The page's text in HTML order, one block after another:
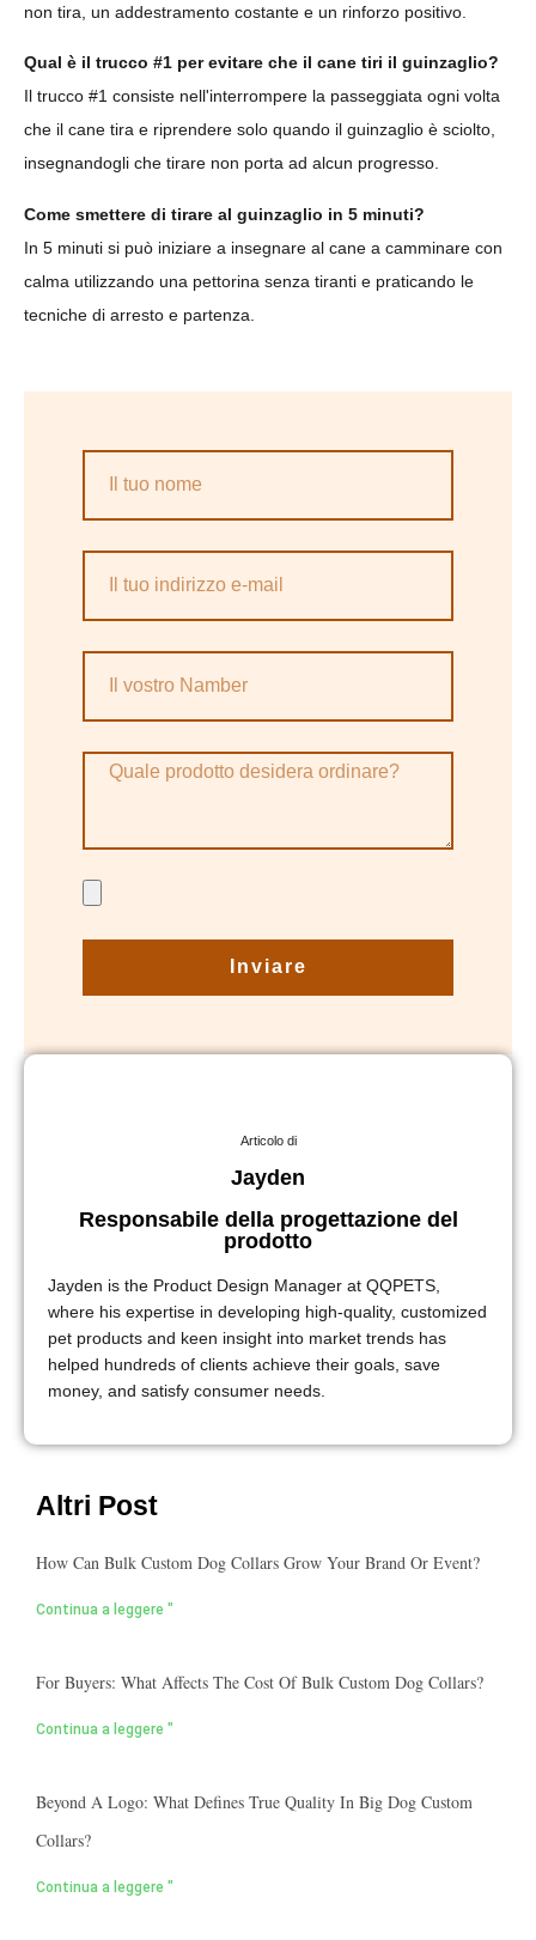
non tira, un addestramento costante e un rinforzo positivo.
Qual è il trucco #1 per evitare che il cane tiri il guinzaglio?
Il trucco #1 consiste nell'interrompere la passeggiata ogni volta
che il cane tira e riprendere solo quando il guinzaglio è sciolto,
insegnandogli che tirare non porta ad alcun progresso.
Come smettere di tirare al guinzaglio in 5 minuti?
In 5 minuti si può iniziare a insegnare al cane a camminare con
calma utilizzando una pettorina senza tiranti e praticando le
tecniche di arresto e partenza.
Inviare
Articolo di
Jayden
Responsabile della progettazione del
prodotto
Jayden is the Product Design Manager at QQPETS,
where his expertise in developing high-quality, customized
pet products and keen insight into market trends has
helped hundreds of clients achieve their goals, save
money, and satisfy consumer needs.
Altri Post
How Can Bulk Custom Dog Collars Grow Your Brand Or Event?
Continua a leggere "
For Buyers: What Affects The Cost Of Bulk Custom Dog Collars?
Continua a leggere "
Beyond A Logo: What Defines True Quality In Big Dog Custom
Collars?
Continua a leggere "